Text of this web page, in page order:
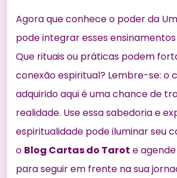
Agora que conhece o poder da
pode integrar esses
Que rituais ou práticas podem
conexão espiritual? Lembre-se: o
adquirido aqui é uma chance de
realidade. Use essa sabedoria e
espiritualidade pode iluminar seu
o Blog Cartas do Tarot e
para seguir em frente na sua